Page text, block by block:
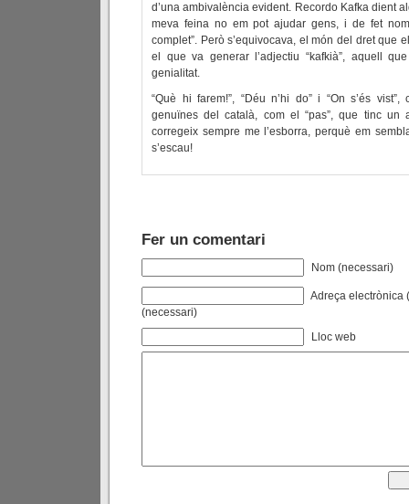
d’una ambivalència evident. Recordo Kafka dient
meva feina no em pot ajudar gens, i de fet
complet”. Però s’equivocava, el món del dret que
el que va generar l’adjectiu “kafkià”, aquell
genialitat.
“Què hi farem!”, “Déu n’hi do” i “On s’és
genuïnes del català, com el “pas”, que tinc un
corregeix sempre me l’esborra, perquè em
s’escau!
Fer un comentari
Nom (necessari)
Adreça electrònica
(necessari)
Lloc web